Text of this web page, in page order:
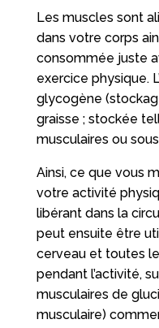
Les muscles sont
dans votre corps
consommée juste
exercice physique.
glycogène
graisse ; stockée
musculaires ou
Ainsi, ce que vous
votre activité
libérant dans la
peut ensuite être
cerveau et toutes
pendant l’activité,
musculaires de
musculaire)